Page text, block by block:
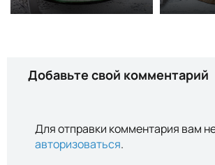
Добавьте свой комментарий
Для отправки комментария вам
авторизоваться.